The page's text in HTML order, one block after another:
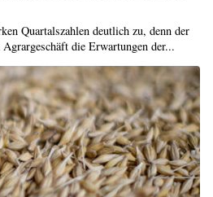
Quartalszahlen deutlich zu, denn der
die Erwartungen der...